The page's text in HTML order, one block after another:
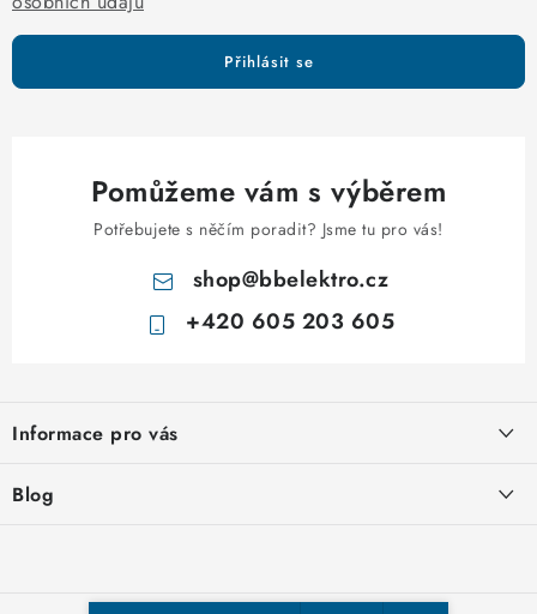
ý
i
Přihlásit se
Pomůžeme vám s výběrem
Potřebujete s něčím poradit? Jsme tu pro vás!
shop@bbelektro.cz
+420 605 203 605
p
a
Informace pro vás
Blog
Nakupujte u nás hned a zaplaťte později – nově přijímáme Skip